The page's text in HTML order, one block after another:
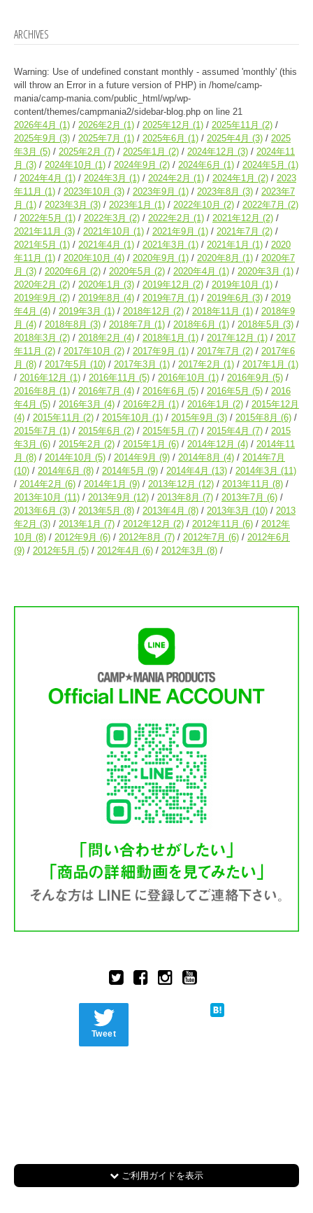
ARCHIVES
Warning: Use of undefined constant monthly - assumed 'monthly' (this
will throw an Error in a future version of PHP) in /home/camp-
mania/camp-mania.com/public_html/wp/wp-
content/themes/campmania2/sidebar-blog.php on line 21
2026年4月 (1) 2026年2月 (1) 2025年12月 (1) 2025年11月 (2)
2025年9月 (3) 2025年7月 (1) 2025年6月 (1) 2025年4月 (3)
2025
年3月 (5) 2025年2月 (7) 2025年1月 (2) 2024年12月 (3)
2024年11
月 (3) 2024年10月 (1) 2024年9月 (2) 2024年6月 (1) 2024年5月 (1)
2024年4月 (1) 2024年3月 (1) 2024年2月 (1) 2024年1月 (2)
2023
年11月 (1) 2023年10月 (3) 2023年9月 (1) 2023年8月 (3)
2023年7
月 (1) 2023年3月 (3) 2023年1月 (1) 2022年10月 (2) 2022年7月 (2)
2022年5月 (1) 2022年3月 (2) 2022年2月 (1) 2021年12月 (2)
2021年11月 (3) 2021年10月 (1) 2021年9月 (1) 2021年7月 (2)
2021年5月 (1) 2021年4月 (1) 2021年3月 (1) 2021年1月 (1)
2020
年11月 (1) 2020年10月 (4) 2020年9月 (1) 2020年8月 (1)
2020年7
月 (3) 2020年6月 (2) 2020年5月 (2) 2020年4月 (1) 2020年3月 (1)
2020年2月 (2) 2020年1月 (3) 2019年12月 (2) 2019年10月 (1)
2019年9月 (2) 2019年8月 (4) 2019年7月 (1) 2019年6月 (3)
2019
年4月 (4) 2019年3月 (1) 2018年12月 (2) 2018年11月 (1)
2018年9
月 (4) 2018年8月 (3) 2018年7月 (1) 2018年6月 (1) 2018年5月 (3)
2018年3月 (2) 2018年2月 (4) 2018年1月 (1) 2017年12月 (1)
2017
年11月 (2) 2017年10月 (2) 2017年9月 (1) 2017年7月 (2)
2017年6
月 (8) 2017年5月 (10) 2017年3月 (1) 2017年2月 (1) 2017年1月 (1)
2016年12月 (1) 2016年11月 (5) 2016年10月 (1) 2016年9月 (5)
2016年8月 (1) 2016年7月 (4) 2016年6月 (5) 2016年5月 (5)
2016
年4月 (5) 2016年3月 (4) 2016年2月 (1) 2016年1月 (2)
2015年12月
(4)
2015年11月 (2) 2015年10月 (1) 2015年9月 (3) 2015年8月 (6)
2015年7月 (1) 2015年6月 (2) 2015年5月 (7) 2015年4月 (7)
2015
年3月 (6) 2015年2月 (2) 2015年1月 (6) 2014年12月 (4)
2014年11
月 (8) 2014年10月 (5) 2014年9月 (9) 2014年8月 (4)
2014年7月
(10)
2014年6月 (8) 2014年5月 (9) 2014年4月 (13) 2014年3月 (11)
2014年2月 (6) 2014年1月 (9) 2013年12月 (12) 2013年11月 (8)
2013年10月 (11) 2013年9月 (12) 2013年8月 (7) 2013年7月 (6)
2013年6月 (3) 2013年5月 (8) 2013年4月 (8) 2013年3月 (10)
2013
年2月 (3) 2013年1月 (7) 2012年12月 (2) 2012年11月 (6)
2012年
10月 (8) 2012年9月 (6) 2012年8月 (7) 2012年7月 (6)
2012年6月
(9)
2012年5月 (5) 2012年4月 (6) 2012年3月 (8)
Tweet
ご利用ガイドを表示